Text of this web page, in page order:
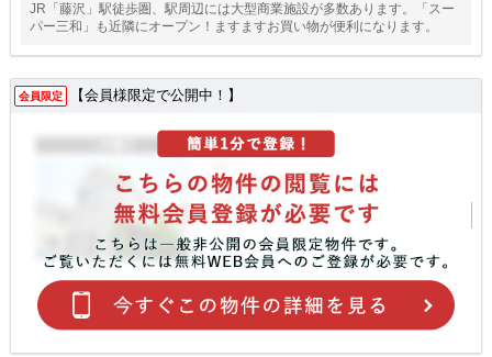
JR「藤沢」駅徒歩圏、駅周辺には大型商業施設が多数あります。「スー
パー三和」も近隣にオープン！ますますお買い物が便利になります。
会員限定 【会員様限定で公開中！】